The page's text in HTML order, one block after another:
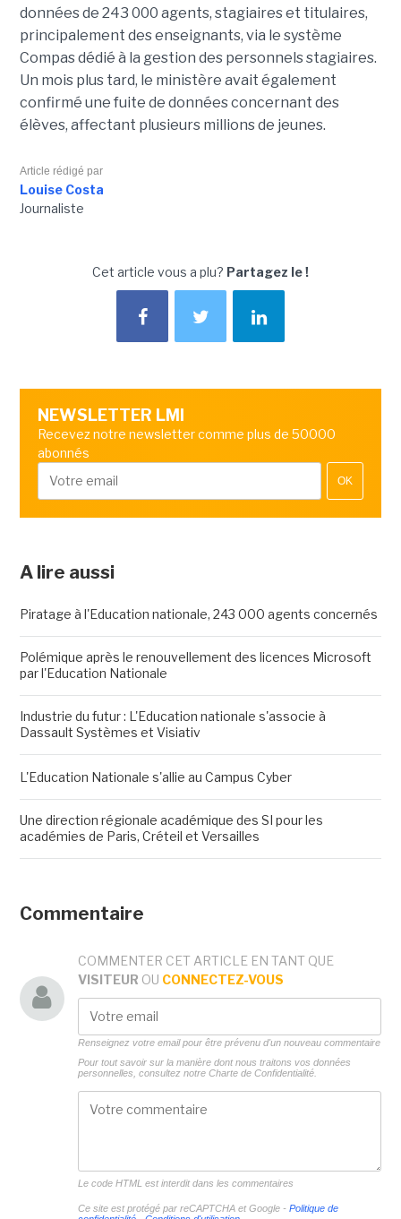
données de 243 000 agents, stagiaires et titulaires,
principalement des enseignants, via le système
Compas dédié à la gestion des personnels stagiaires.
Un mois plus tard, le ministère avait également
confirmé une fuite de données concernant des
élèves, affectant plusieurs millions de jeunes.
Article rédigé par
Louise Costa
Journaliste
Cet article vous a plu? Partagez le !
NEWSLETTER LMI
Recevez notre newsletter comme plus de 50000
abonnés
OK
A lire aussi
Piratage à l'Education nationale, 243 000 agents concernés
Polémique après le renouvellement des licences Microsoft
par l'Education Nationale
Industrie du futur : L'Education nationale s'associe à
Dassault Systèmes et Visiativ
L'Education Nationale s'allie au Campus Cyber
Une direction régionale académique des SI pour les
académies de Paris, Créteil et Versailles
Commentaire
COMMENTER CET ARTICLE EN TANT QUE
VISITEUR OU CONNECTEZ-VOUS
Renseignez votre email pour être prévenu d'un nouveau commentaire
Pour tout savoir sur la manière dont nous traitons vos données
personnelles, consultez notre Charte de Confidentialité.
Le code HTML est interdit dans les commentaires
Ce site est protégé par reCAPTCHA et Google - Politique de